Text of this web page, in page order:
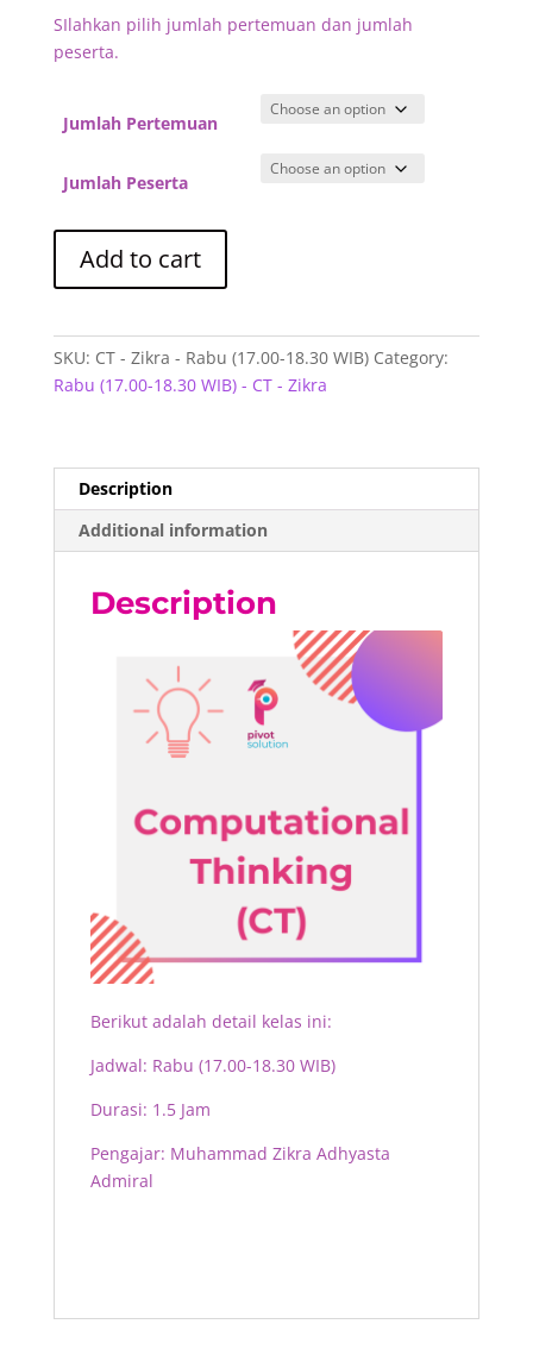
SIlahkan pilih jumlah pertemuan dan jumlah
peserta.
Jumlah Pertemuan
Jumlah Peserta
Rabu
(17.00-
Add to cart
SKU: CT - Zikra - Rabu (17.00-18.30 WIB) Category:
Rabu (17.00-18.30 WIB) - CT - Zikra
Description
Additional information
Description
Berikut adalah detail kelas ini:
Jadwal: Rabu (17.00-18.30 WIB)
Durasi: 1.5 Jam
Pengajar: Muhammad Zikra Adhyasta
Admiral